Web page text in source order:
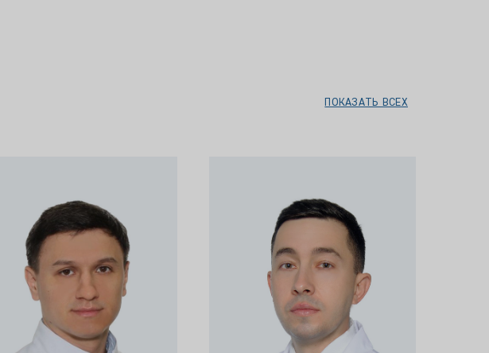
ПОКАЗАТЬ ВСЕХ